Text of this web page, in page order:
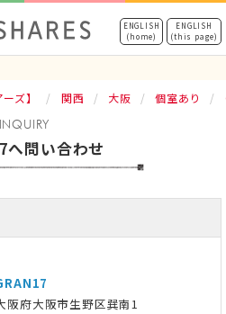
ENGLISH
(home)
ENGLISH
(this page)
ズ】 関西 大阪 個室あり
INQUIRY
へ問い合わせ
阪府大阪市生野区巽南1